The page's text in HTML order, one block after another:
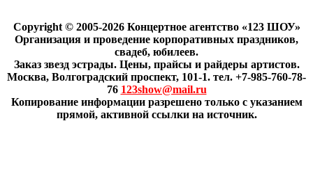
Copyright © 2005-2026 Концертное агентство «123 ШОУ»
Организация и проведение корпоративных праздников,
свадеб, юбилеев.
Заказ звезд эстрады. Цены, прайсы и райдеры артистов.
Москва, Волгоградский проспект, 101-1. тел. +7-985-760-78-
76 123show@mail.ru
Копирование информации разрешено только с указанием
прямой, активной ссылки на источник.